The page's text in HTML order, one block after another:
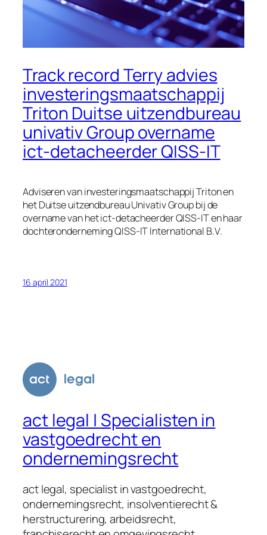
Track record Terry advies
investeringsmaatschappij
Triton Duitse uitzendbureau
univativ Group overname
ict-detacheerder QISS-IT
Adviseren van investeringsmaatschappij Triton en
het Duitse uitzendbureau Univativ Group bij de
overname van het ict-detacheerder QISS-IT en haar
dochteronderneming QISS-IT International B.V.
16 april 2021
act legal | Specialisten in
vastgoedrecht en
ondernemingsrecht
act legal, specialist in vastgoedrecht,
ondernemingsrecht, insolventierecht &
herstructurering, arbeidsrecht,